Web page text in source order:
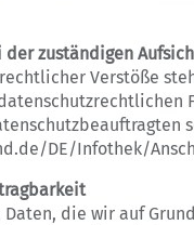
zuständigen
Verstöße
DE/Infothek/
Daten, die wir auf